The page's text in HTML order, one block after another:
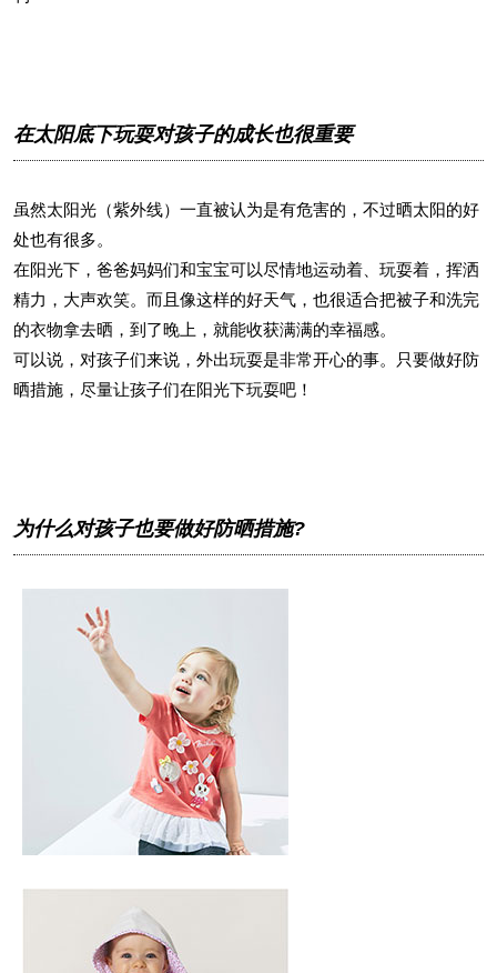
在太阳底下玩耍对孩子的成长也很重要
虽然太阳光（紫外线）一直被认为是有危害的，不过晒太阳的好
处也有很多。
在阳光下，爸爸妈妈们和宝宝可以尽情地运动着、玩耍着，挥洒
精力，大声欢笑。而且像这样的好天气，也很适合把被子和洗完
的衣物拿去晒，到了晚上，就能收获满满的幸福感。
可以说，对孩子们来说，外出玩耍是非常开心的事。只要做好防
晒措施，尽量让孩子们在阳光下玩耍吧！
为什么对孩子也要做好防晒措施?